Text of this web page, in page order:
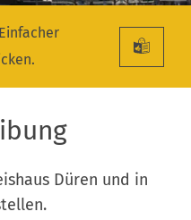
Düren und in